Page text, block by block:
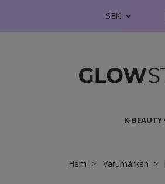
SEK
K-BEAUTY
Hem Varumärken